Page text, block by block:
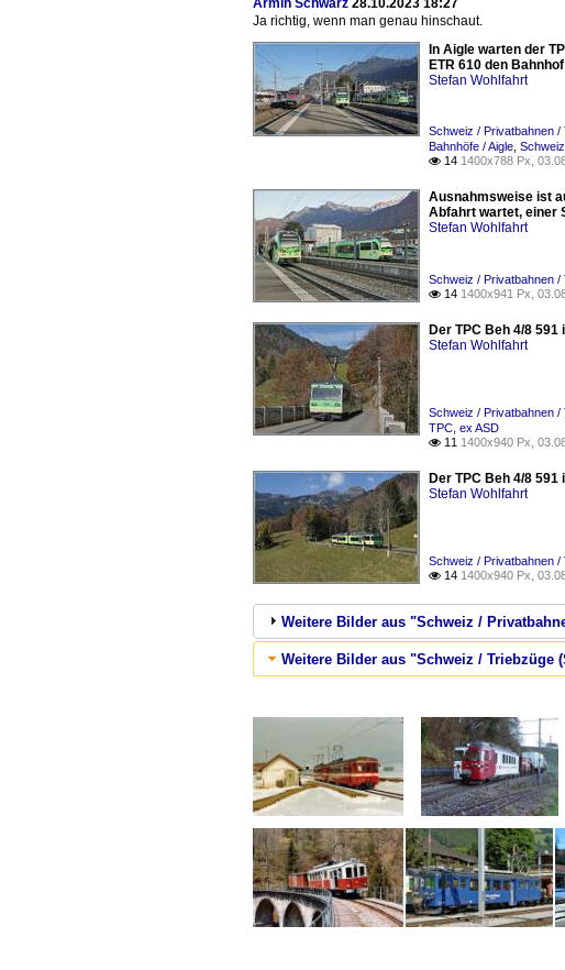
Armin Schwarz 28.10.2023 18:27
Ja richtig, wenn man genau hinschaut.
In Aigle warten der
ETR 610 den
Stefan Wohlfahrt
Schweiz / Privatbahnen /
Bahnhöfe / Aigle
 14 1400x788 Px,
Ausnahmsweise ist
Abfahrt wartet, einer
Stefan Wohlfahrt
Schweiz / Privatbahnen /
 14 1400x941 Px,
Der TPC Beh 4/8
Stefan Wohlfahrt
Schweiz / Privatbahnen /
TPC, ex ASD
 11 1400x940 Px,
Der TPC Beh 4/8
Stefan Wohlfahrt
Schweiz / Privatbahnen /
 14 1400x940 Px,
Weitere Bilder aus "Schweiz /
Weitere Bilder aus "Schweiz / Triebzüge